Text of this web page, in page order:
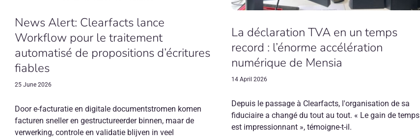
News Alert: Clearfacts lance
Workflow pour le traitement
automatisé de propositions d’écritures
fiables
25 June 2026
Door e-facturatie en digitale documentstromen komen
facturen sneller en gestructureerder binnen, maar de
verwerking, controle en validatie blijven in veel
La déclaration TVA en un temps
record : l’énorme accélération
numérique de Mensia
14 April 2026
Depuis le passage à Clearfacts, l'organisation de sa
fiduciaire a changé du tout au tout. « Le gain de temps
est impressionnant », témoigne-t-il.